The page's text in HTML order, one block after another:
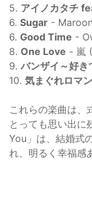
5. アイノカタチ
6. Sugar -
6. Good Time -
8. One Love - 嵐
9. バンザイ～好き
10. 気まぐれロマ
これらの楽曲は、
とっても思い出に
You」は、結婚式
れ、明るく幸福感